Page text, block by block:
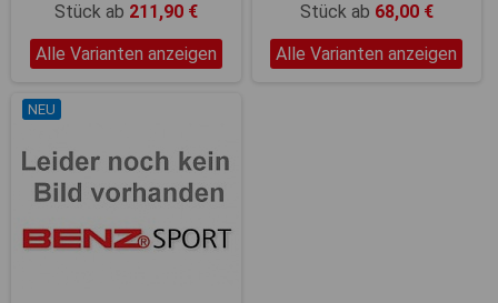
Stück ab 211,90 €
Alle Varianten anzeigen
Stück ab 68,00 €
Alle Varianten anzeigen
NEU